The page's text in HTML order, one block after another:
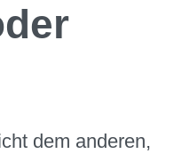
dem anderen,